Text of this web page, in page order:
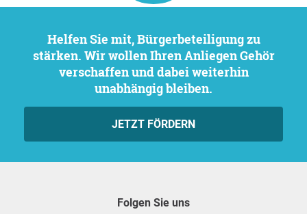
Helfen Sie mit, Bürgerbeteiligung zu
stärken. Wir wollen Ihren Anliegen Gehör
verschaffen und dabei weiterhin
unabhängig bleiben.
JETZT FÖRDERN
Folgen Sie uns